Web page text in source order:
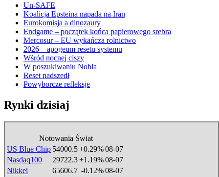
Un-SAFE
Koalicja Epsteina napada na Iran
Eurokomisja a dinozaury
Endgame – początek końca papierowego srebra
Mercosur – EU wykańcza rolnictwo
2026 – apogeum resetu systemu
Wśród nocnej ciszy
W poszukiwaniu Nobla
Reset nadszedł
Powyborcze refleksje
Rynki dzisiaj
Notowania Świat
US Blue Chip 54000.5+0.29%08-07
Nasdaq100
29722.3+1.19%08-07
Nikkei
65606.7 -0.12%08-07